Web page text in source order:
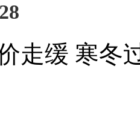
走缓 寒冬